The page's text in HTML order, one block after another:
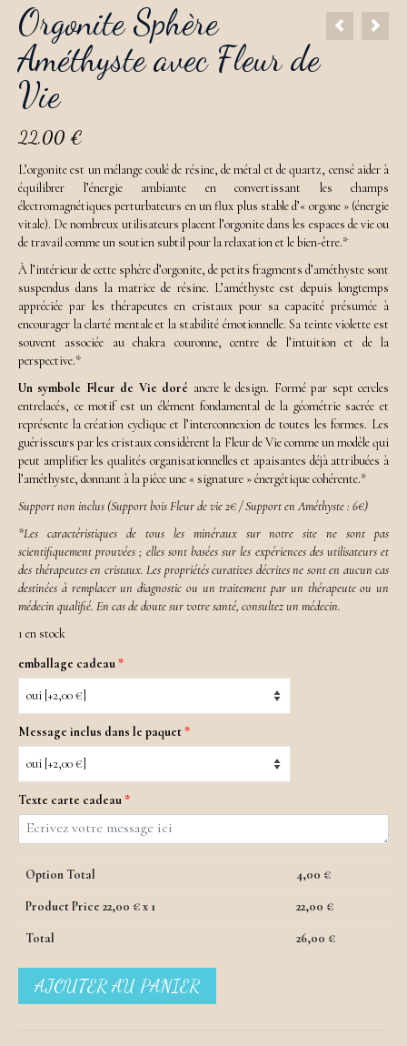
Orgonite Sphère
Améthyste avec Fleur de
Vie
22,00 €
L’orgoniteest unmélangecouléde résine,demétal et dequartz, censé aider à
équilibrer l’énergie ambiante en convertissant les champs
électromagnétiquesperturbateurs enunflux plus stabled’« orgone » (énergie
vitale). Denombreux utilisateurs placent l’orgonitedansles espaces devieou
detravailcommeun soutien subtilpourlarelaxationet lebien-être.*
Àl’intérieurdecette sphèred’orgonite, depetits fragments d’améthyste sont
suspendusdans lamatricede résine. L’améthysteest depuislongtemps
appréciéeparlesthérapeutesen cristaux pour sa capacité présumée à
encourager laclarté mentaleet la stabilité émotionnelle.Sa teintevioletteest
souvent associée auchakra couronne,centrede l’intuitionet dela
perspective.*
Un symbole Fleur de Vie doré ancre ledesign. Formépar septcercles
entrelacés, cemotif estun élémentfondamental dela géométrie sacréeet
représente lacréation cycliqueetl’interconnexion detoutes lesformes. Les
guérisseursparlescristauxconsidèrentla FleurdeViecommeunmodèlequi
peut amplifierlesqualités organisationnelleset apaisantes déjà attribuées à
l’améthyste, donnant àlapièceune « signature »énergétiquecohérente.*
Support non inclus (Support bois Fleur de vie 2€ / Support en Améthyste : 6€)
*Les caractéristiques de tous les minéraux surnotresitenesontpas
scientifiquementprouvées ; elles sont baséessurles expériences des utilisateurset
des thérapeutesen cristaux. Les propriétéscuratives décritesne sonten aucun cas
destinées à remplacerun diagnostic ou untraitement par un thérapeuteou un
médecin qualifié. En casdedoutesurvotresanté, consultezun médecin.
1 en stock
emballage cadeau *
Message inclus dans le paquet *
Texte carte cadeau *
Option Total 4,00 €
Product Price 22,00 € x 1 22,00 €
Total 26,00 €
quantité
AJOUTER AU PANIER